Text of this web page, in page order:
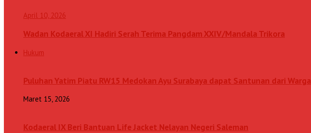
April 10, 2026
Wadan Kodaeral XI Hadiri Serah Terima Pangdam XXIV/Mandala Trikora
Hukum
Puluhan Yatim Piatu RW15 Medokan Ayu Surabaya dapat Santunan dari Warga
Maret 15, 2026
Kodaeral IX Beri Bantuan Life Jacket Nelayan Negeri Saleman